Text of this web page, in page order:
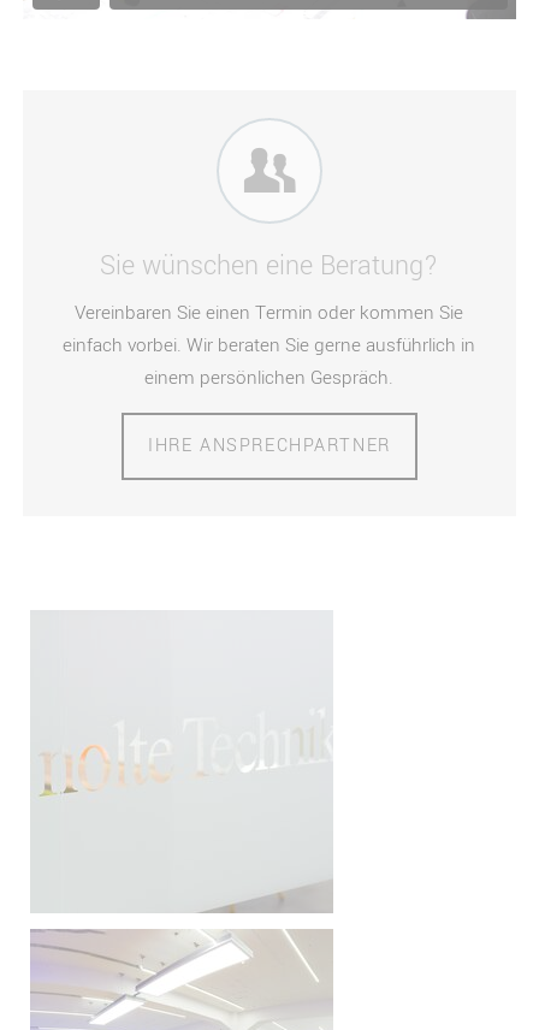
Sie wünschen eine Beratung?
Vereinbaren Sie einen Termin oder kommen Sie
einfach vorbei. Wir beraten Sie gerne ausführlich in
einem persönlichen Gespräch.
IHRE ANSPRECHPARTNER